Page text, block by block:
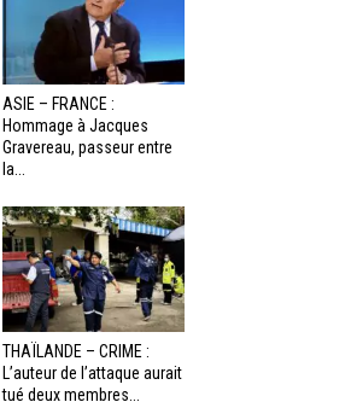
ASIE – FRANCE :
Hommage à Jacques
Gravereau, passeur entre
la...
THAÏLANDE – CRIME :
L’auteur de l’attaque aurait
tué deux membres...